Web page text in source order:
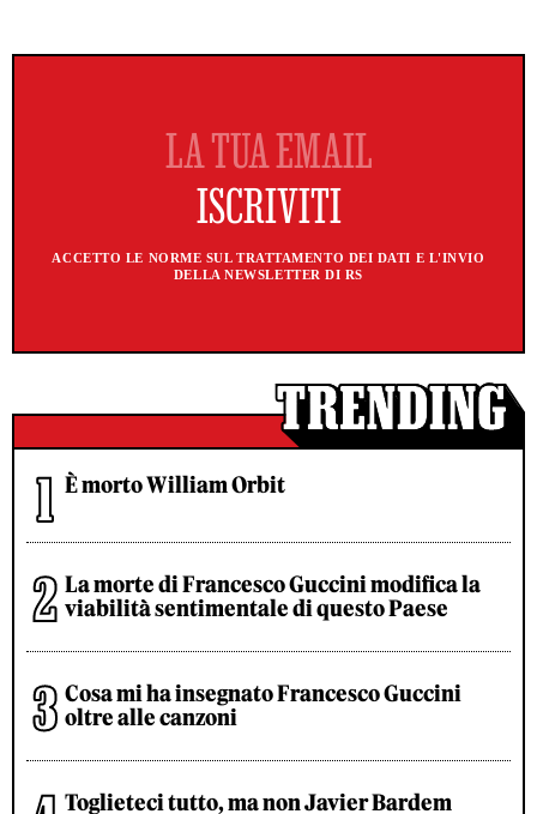
ACCETTO LE NORME SUL TRATTAMENTO DEI DATI E L'INVIO
DELLA NEWSLETTER DI RS
È morto William Orbit
La morte di Francesco Guccini modifica la
viabilità sentimentale di questo Paese
Cosa mi ha insegnato Francesco Guccini
oltre alle canzoni
Toglieteci tutto, ma non Javier Bardem